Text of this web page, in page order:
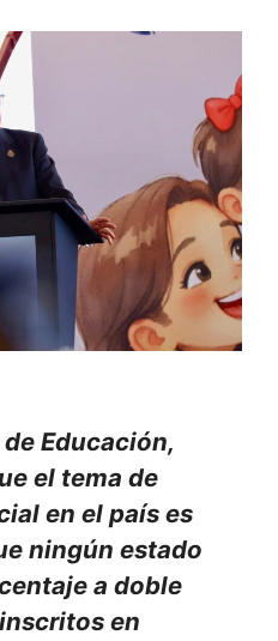
Educación,
el tema de
en el país es
ningún estado
a doble
en